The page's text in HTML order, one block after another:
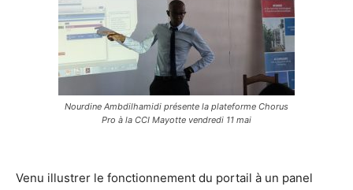
Nourdine Ambdilhamidi présente la plateforme Chorus
Pro à la CCI Mayotte vendredi 11 mai
Venu illustrer le fonctionnement du portail à un panel